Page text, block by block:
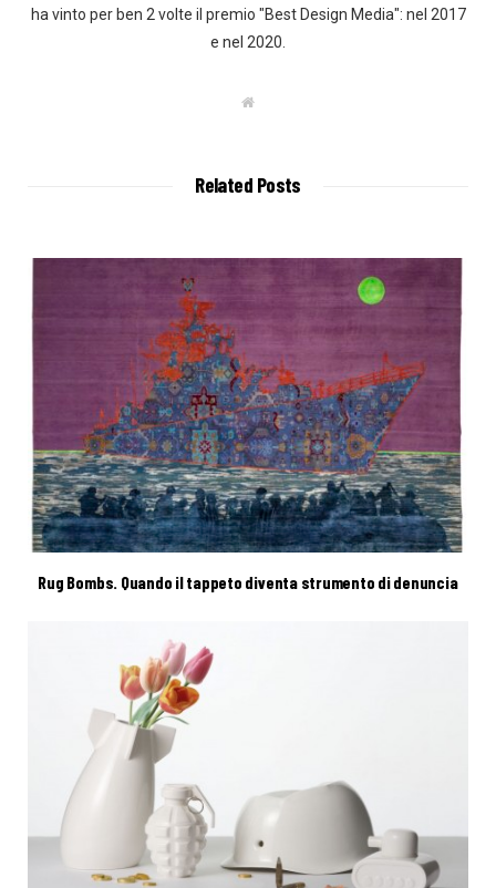
ha vinto per ben 2 volte il premio "Best Design Media": nel 2017
e nel 2020.
W
Related Posts
Rug Bombs. Quando il tappeto diventa strumento di denuncia